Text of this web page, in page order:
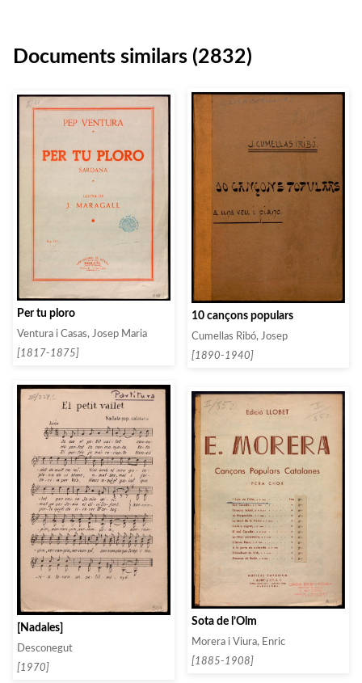
Documents similars (2832)
Per tu ploro
Ventura i Casas, Josep Maria
[1817-1875]
10 cançons populars
Cumellas Ribó, Josep
[1890-1940]
[Nadales]
Desconegut
[1970]
Sota de l’Olm
Morera i Viura, Enric
[1885-1908]